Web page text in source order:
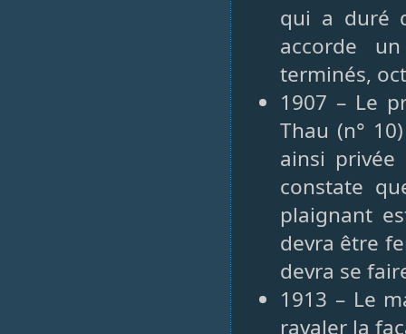
qui a duré
accorde
terminés,
1907 – Le
Thau (n°
ainsi privée
constate
plaignant
devra être
devra se
1913 – Le
ravaler la